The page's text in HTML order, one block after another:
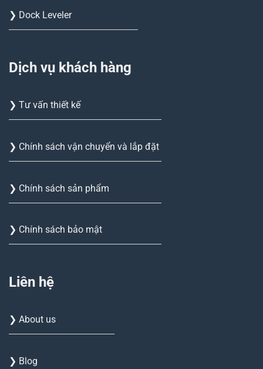
❯ Dock Leveler
Dịch vụ khách hàng
❯ Tư vấn thiết kế
❯ Chính sách vận chuyển và lắp đặt
❯ Chính sách sản phẩm
❯ Chính sách bảo mật
Liên hệ
❯ About us
❯ Blog